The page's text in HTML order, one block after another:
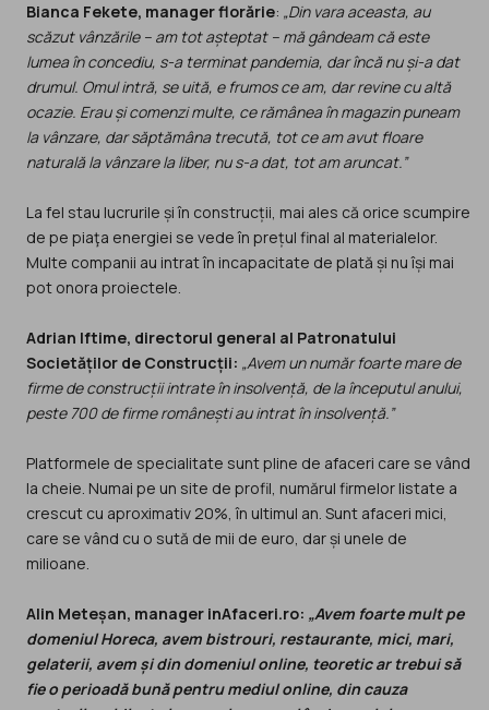
Bianca Fekete, manager florărie: „Din vara aceasta, au
scăzut vânzările – am tot așteptat – mă gândeam că este
lumea în concediu, s-a terminat pandemia, dar încă nu și-a dat
drumul. Omul intră, se uită, e frumos ce am, dar revine cu altă
ocazie. Erau și comenzi multe, ce rămânea în magazin puneam
la vânzare, dar săptămâna trecută, tot ce am avut floare
naturală la vânzare la liber, nu s-a dat, tot am aruncat.”
La fel stau lucrurile și în construcții, mai ales că orice scumpire
de pe piaţa energiei se vede în prețul final al materialelor.
Multe companii au intrat în incapacitate de plată și nu își mai
pot onora proiectele.
Adrian Iftime, directorul general al Patronatului
Societăților de Construcții: „Avem un număr foarte mare de
firme de construcții intrate în insolvență, de la începutul anului,
peste 700 de firme românești au intrat în insolvență.”
Platformele de specialitate sunt pline de afaceri care se vând
la cheie. Numai pe un site de profil, numărul firmelor listate a
crescut cu aproximativ 20%, în ultimul an. Sunt afaceri mici,
care se vând cu o sută de mii de euro, dar și unele de
milioane.
Alin Meteșan, manager inAfaceri.ro: „Avem foarte mult pe
domeniul Horeca, avem bistrouri, restaurante, mici, mari,
gelaterii, avem și din domeniul online, teoretic ar trebui să
fie o perioadă bună pentru mediul online, din cauza